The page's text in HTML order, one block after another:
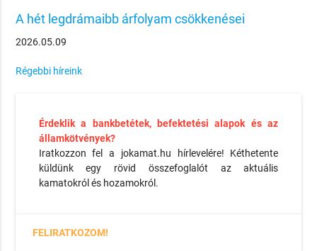
A hét legdrámaibb árfolyam csökkenései
2026.05.09
Régebbi híreink
Érdeklik a bankbetétek, befektetési alapok és az
államkötvények?
Iratkozzon fel a jokamat.hu hírlevelére! Kéthetente
küldünk egy rövid összefoglalót az aktuális
kamatokról és hozamokról.
FELIRATKOZOM!